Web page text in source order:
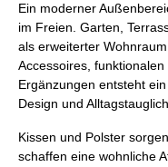
Ein moderner
im Freien. Garten,
als erweiterter
Accessoires,
Ergänzungen entsteht
Design und
Kissen und Polster
schaffen eine wohnliche